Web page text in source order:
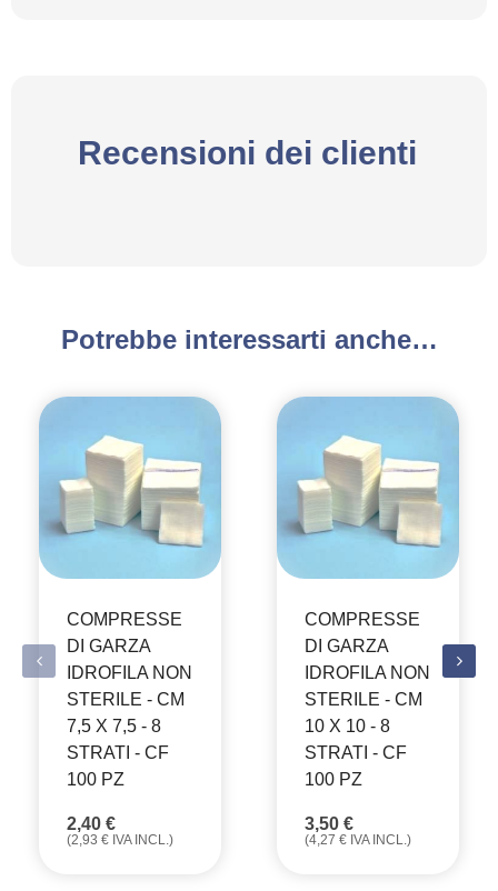
Recensioni dei clienti
Potrebbe interessarti anche…
COMPRESSE
DI GARZA
IDROFILA NON
STERILE - CM
7,5 X 7,5 - 8
STRATI - CF
100 PZ
2,40 €
(2,93 € IVA INCL.)
COMPRESSE
DI GARZA
IDROFILA NON
STERILE - CM
10 X 10 - 8
STRATI - CF
100 PZ
3,50 €
(4,27 € IVA INCL.)